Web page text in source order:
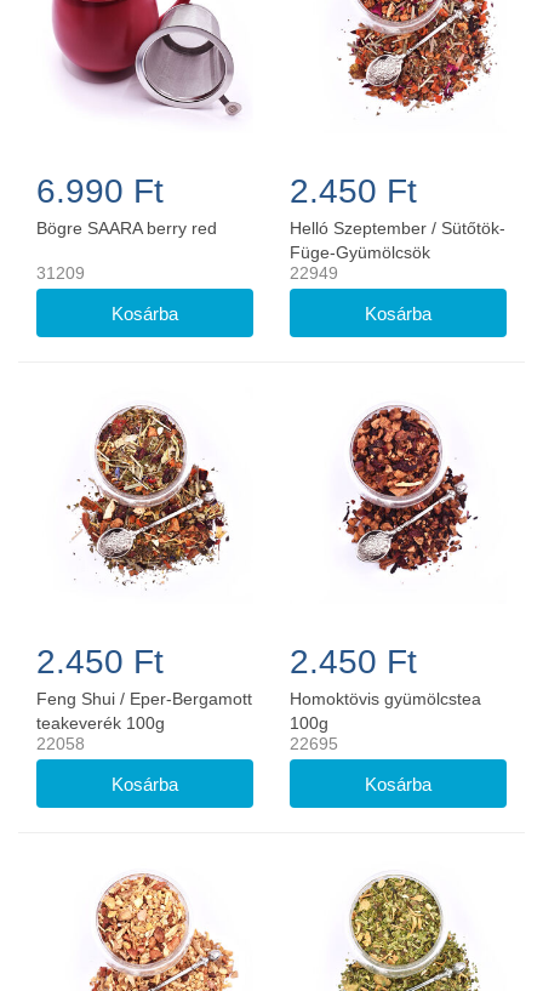
6.990 Ft
Bögre SAARA berry red
31209
2.450 Ft
Helló Szeptember / Sütőtök-
Füge-Gyümölcsök
teakeverék 100g
22949
2.450 Ft
Feng Shui / Eper-Bergamott
teakeverék 100g
22058
2.450 Ft
Homoktövis gyümölcstea
100g
22695